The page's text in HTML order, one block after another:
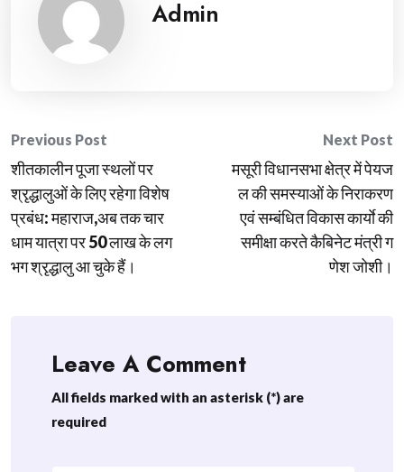
Admin
Post
navigation
Previous Post
शीतकालीन पूजा स्थलों पर
श्रृद्धालुओं के लिए रहेगा विशेष
प्रबंध: महाराज,अब तक चार
धाम यात्रा पर 50 लाख के लग
भग श्रृद्धालु आ चुके हैं।
Next Post
मसूरी विधानसभा क्षेत्र में पेयज
ल की समस्याओं के निराकरण
एवं सम्बंधित विकास कार्याे की
समीक्षा करते कैबिनेट मंत्री ग
णेश जोशी।
Leave A Comment
All fields marked with an asterisk (*) are
required